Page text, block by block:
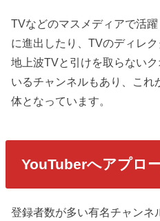
TVなどのマスメディアで活
に進出したり、TVのディレ
地上波TVと引けを取らない
いるチャンネルもあり、これ
体となっています。
YouTuberへアプロ
登録者数が多い有名チャンネ